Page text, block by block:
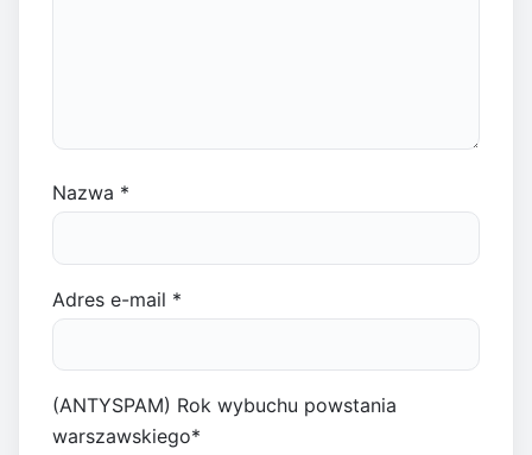
Nazwa *
Adres e-mail *
(ANTYSPAM) Rok wybuchu powstania
warszawskiego*